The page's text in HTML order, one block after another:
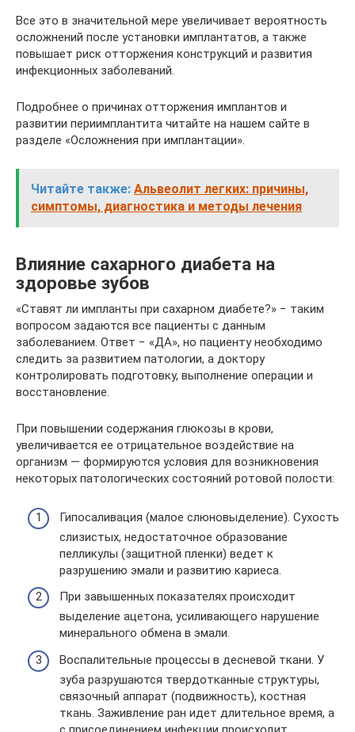
Все это в значительной мере увеличивает вероятность
осложнений после установки имплантатов, а также
повышает риск отторжения конструкций и развития
инфекционных заболеваний.
Подробнее о причинах отторжения имплантов и
развитии периимплантита читайте на нашем сайте в
разделе «Осложнения при имплантации».
Читайте также: Альвеолит легких: причины,
симптомы, диагностика и методы лечения
Влияние сахарного диабета на
здоровье зубов
«Ставят ли импланты при сахарном диабете?» − таким
вопросом задаются все пациенты с данным
заболеванием. Ответ − «ДА», но пациенту необходимо
следить за развитием патологии, а доктору
контролировать подготовку, выполнение операции и
восстановление.
При повышении содержания глюкозы в крови,
увеличивается ее отрицательное воздействие на
организм — формируются условия для возникновения
некоторых патологических состояний ротовой полости:
Гипосаливация (малое слюновыделение). Сухость
слизистых, недостаточное образование
пелликулы (защитной пленки) ведет к
разрушению эмали и развитию кариеса.
При завышенных показателях происходит
выделение ацетона, усиливающего нарушение
минерального обмена в эмали.
Воспалительные процессы в десневой ткани. У
зуба разрушаются твердотканные структуры,
связочный аппарат (подвижность), костная
ткань. Заживление ран идет длительное время, а